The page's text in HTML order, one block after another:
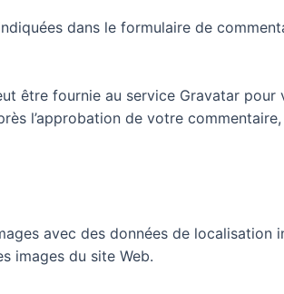
dans le formulaire de
être fournie au service Gravatar pour
l’approbation de votre
avec des données de localisation
images du site Web.